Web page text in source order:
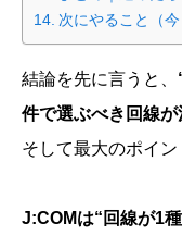
次にやること（今
結論を先に言うと、
件で選ぶべき回線が
そして最大のポイン
J:COMは“回線が1